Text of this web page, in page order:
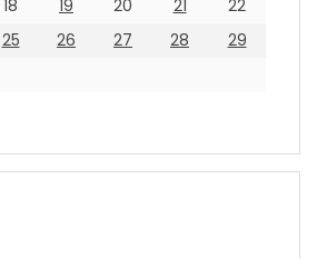
18 19 20 21
22
25 26 27 28
29